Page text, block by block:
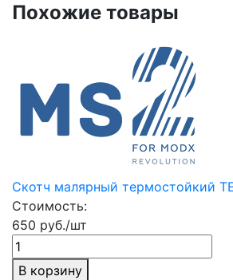
Похожие товары
Скотч малярный термостойкий
Стоимость:
650 руб./шт
В корзину